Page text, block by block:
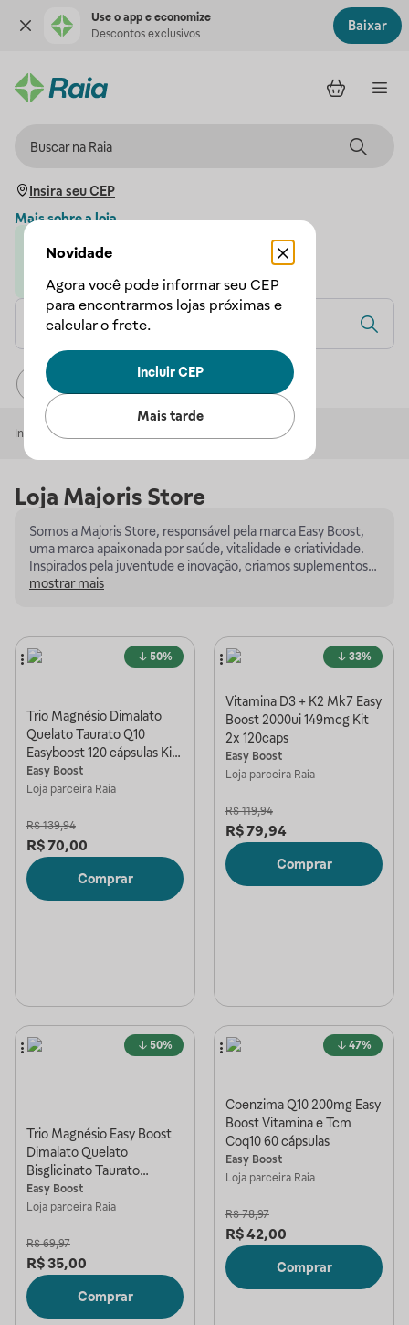
Use o app e economize
Descontos exclusivos
Baixar
Insira seu CEP
Novidade
Agora você pode informar seu CEP
para encontrarmos lojas próximas e
calcular o frete.
Incluir CEP
Mais tarde
Mais sobre a loja
Loja parceira da Droga Raia
Início Majoris Store
Loja Majoris Store
Somos a Majoris Store, responsável pela marca Easy Boost,
uma marca apaixonada por saúde, vitalidade e criatividade.
Inspirados pela juventude e inovação, criamos suplementos
alimentares de alta qualidade, projetados para impulsionar
aspecto da sua jornada de bem-estar.
mostrar mais
50%
Trio Magnésio Dimalato
Quelato Taurato Q10
Easyboost 120 cápsulas Kit
2
Easy Boost
Loja parceira Raia
R$ 139,94
R$70,00
Comprar
33%
Vitamina D3 + K2 Mk7 Easy
Boost 2000ui 149mcg Kit
2x 120caps
Easy Boost
Loja parceira Raia
R$ 119,94
R$79,94
Comprar
50%
Trio Magnésio Easy Boost
Dimalato Quelato
Bisglicinato Taurato
Coenzima Q10 60 cápsulas
Sabor Neutro
Easy Boost
Loja parceira Raia
R$ 69,97
R$35,00
Comprar
47%
Coenzima Q10 200mg Easy
Boost Vitamina e Tcm
Coq10 60 cápsulas
Easy Boost
Loja parceira Raia
R$ 78,97
R$42,00
Comprar